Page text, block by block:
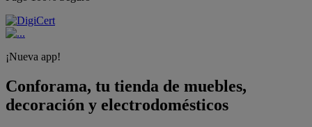
¡Nueva app!
Conforama, tu tienda de muebles,
decoración y electrodomésticos